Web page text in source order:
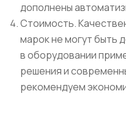
дополнены
Стоимость.
марок не могут быть
в оборудовании
решения и
рекомендуем